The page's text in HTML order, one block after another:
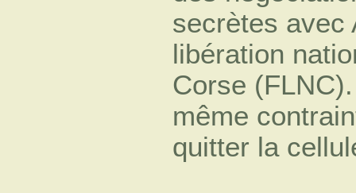
secrètes avec
libération
Corse
même
quitter la